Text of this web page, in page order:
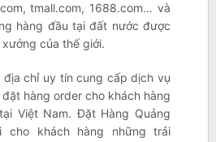
tmall.com, 1688.com… và
hàng đầu tại đất nước được
của thế giới.
địa chỉ uy tín cung cấp dịch vụ
hàng order cho khách hàng
Việt Nam. Đặt Hàng Quảng
cho khách hàng những trải